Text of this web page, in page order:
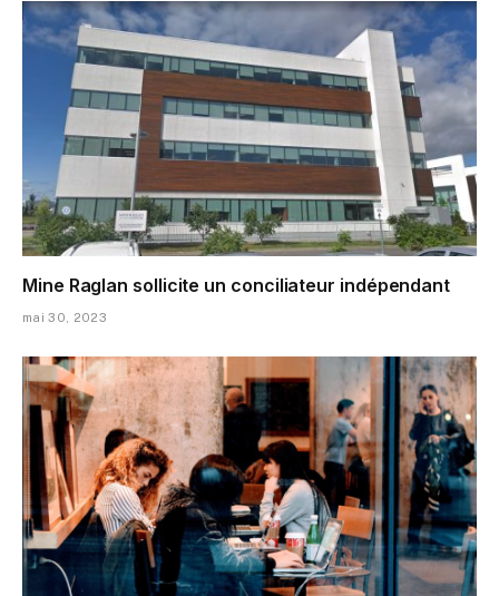
Mine Raglan sollicite un conciliateur indépendant
mai 30, 2023